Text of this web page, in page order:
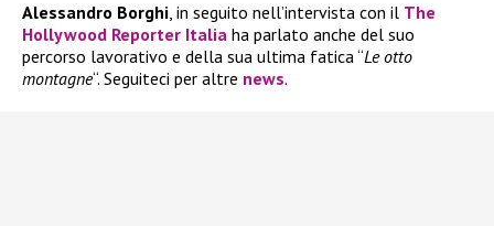
Alessandro Borghi, in seguito nell’intervista con il The
Hollywood Reporter Italia ha parlato anche del suo
percorso lavorativo e della sua ultima fatica “Le otto
montagne“. Seguiteci per altre news.